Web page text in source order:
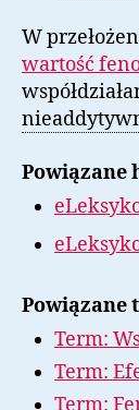
W
wartość
Powiązane
Powiązane
Term:
Term:
Term: